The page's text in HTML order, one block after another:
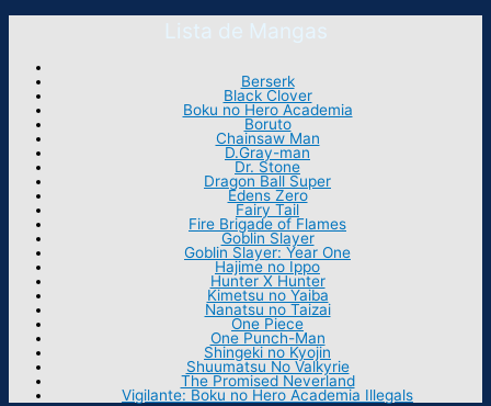
Lista de Mangas
Berserk
Black Clover
Boku no Hero Academia
Boruto
Chainsaw Man
D.Gray-man
Dr. Stone
Dragon Ball Super
Edens Zero
Fairy Tail
Fire Brigade of Flames
Goblin Slayer
Goblin Slayer: Year One
Hajime no Ippo
Hunter X Hunter
Kimetsu no Yaiba
Nanatsu no Taizai
One Piece
One Punch-Man
Shingeki no Kyojin
Shuumatsu No Valkyrie
The Promised Neverland
Vigilante: Boku no Hero Academia Illegals